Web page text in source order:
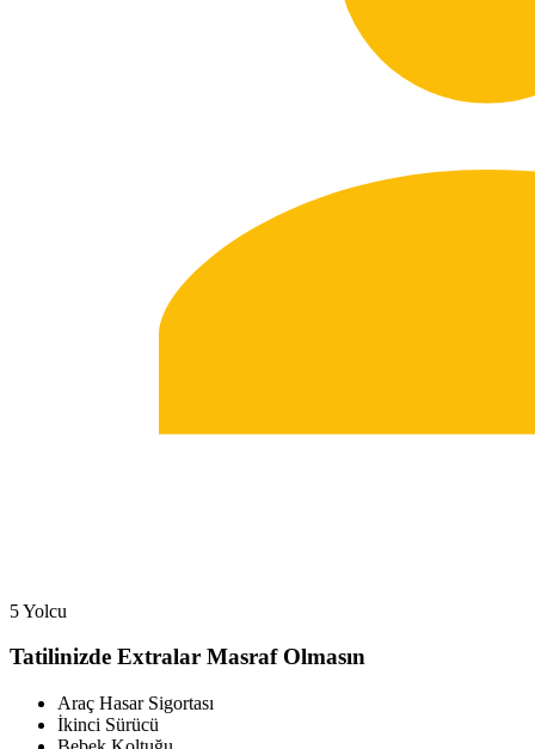
5 Yolcu
Tatilinizde Extralar Masraf Olmasın
Araç Hasar Sigortası
İkinci Sürücü